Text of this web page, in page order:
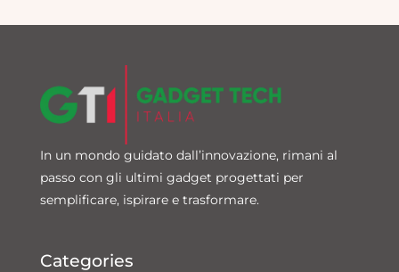
In un mondo guidato dall’innovazione, rimani al
passo con gli ultimi gadget progettati per
semplificare, ispirare e trasformare.
Categories